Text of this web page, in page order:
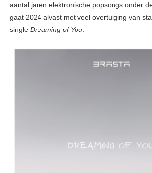
aantal jaren elektronische popsongs onder
gaat 2024 alvast met veel overtuiging van
single Dreaming of You.